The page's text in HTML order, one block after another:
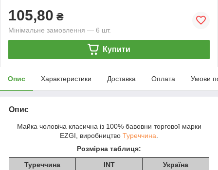
105,80 ₴
Мінімальне замовлення — 6 шт.
Купити
Опис Характеристики Доставка Оплата Умови
Опис
Майка чоловіча класична із 100% бавовни торгової марки
EZGI, виробництво Туреччина
Розмірна таблиця:
Туреччина INT
Україна